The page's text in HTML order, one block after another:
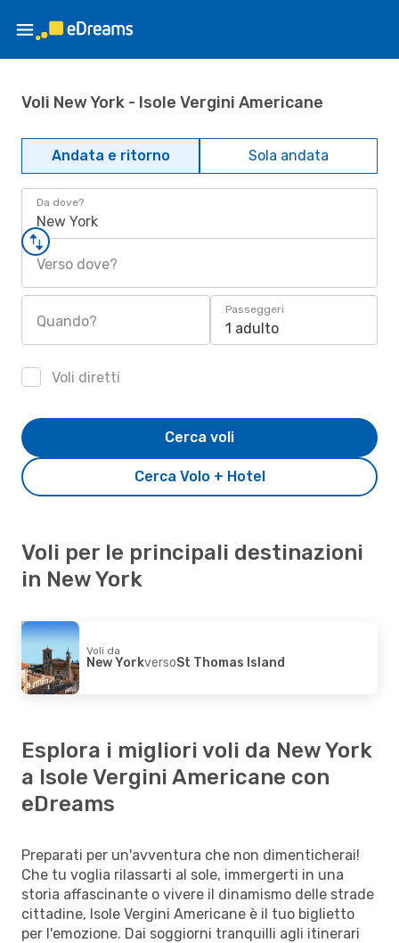
Voli New York - Isole Vergini Americane
Andata e ritorno Sola andata
Da dove?
New York
Verso dove?
Quando?
Passeggeri
1 adulto
Voli diretti
Cerca Volo + Hotel
Cerca voli
Voli per le principali destinazioni
in New York
Voli da
New YorkversoSt Thomas Island
Esplora i migliori voli da New York
a Isole Vergini Americane con
eDreams
Preparati per un'avventura che non dimenticherai!
Che tu voglia rilassarti al sole, immergerti in una
storia affascinante o vivere il dinamismo delle strade
cittadine, Isole Vergini Americane è il tuo biglietto
per l'emozione. Dai soggiorni tranquilli agli itinerari